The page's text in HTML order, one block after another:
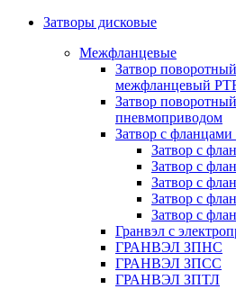
Затворы дисковые
Межфланцевые
Затвор
межфланцевый
Затвор
пневмоприводом
Затвор с
Затвор с
Затвор с
Затвор с
Затвор с
Затвор с
Гранвэл с
ГРАНВЭЛ ЗПНС
ГРАНВЭЛ ЗПСС
ГРАНВЭЛ ЗПТЛ